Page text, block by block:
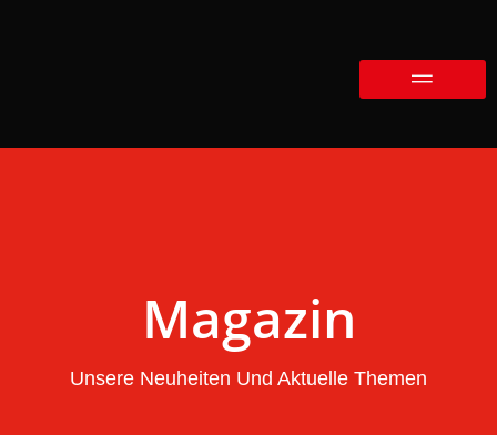
Magazin
Unsere Neuheiten Und Aktuelle Themen